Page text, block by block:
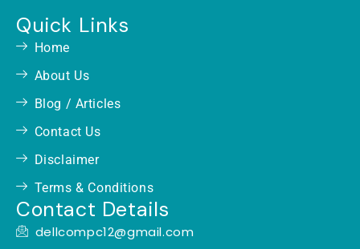
Quick Links
Home
About Us
Blog / Articles
Contact Us
Disclaimer
Terms & Conditions
Contact Details
dellcompc12@gmail.com